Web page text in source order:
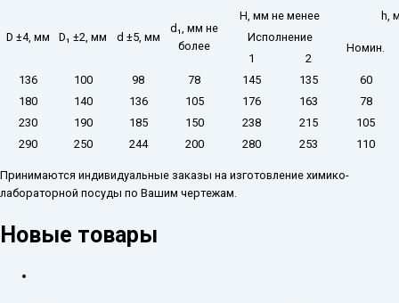
D ±4, мм D₁ ±2, мм d ±5, мм
d₁, мм не
более
H, мм не менее
h,
Исполнение
Номин.
1
2
136
100 98 78 145 135
60
180
140 136 105 176 163
78
230
190 185 150 238 215
105
290
250 244 200 280 253 110
Принимаются индивидуальные заказы на изготовление химико-
лабораторной посуды по Вашим чертежам.
Новые товары